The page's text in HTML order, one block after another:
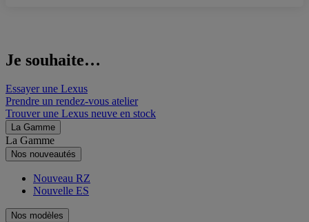
Je souhaite…
Essayer une Lexus
Prendre un rendez-vous atelier
Trouver une Lexus neuve en stock
La Gamme
La Gamme
Nos nouveautés
Nouveau RZ
Nouvelle ES
Nos modèles